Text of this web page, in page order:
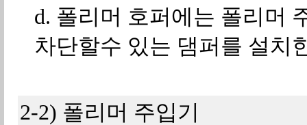
d. 폴리머 호퍼에는 폴리머
차단할수 있는 댐퍼를 설치
2-2) 폴리머 주입기